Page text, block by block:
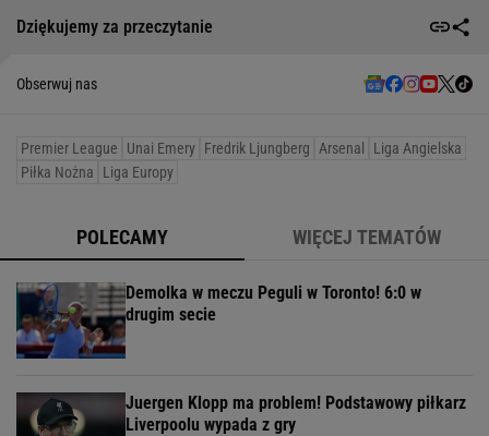
Dziękujemy za przeczytanie
Obserwuj nas
Premier League Unai Emery Fredrik Ljungberg Arsenal
Liga Angielska
Piłka Nożna
Liga Europy
POLECAMY WIĘCEJ TEMATÓW
Demolka w meczu Peguli w Toronto! 6:0 w
drugim secie
Juergen Klopp ma problem! Podstawowy piłkarz
Liverpoolu wypada z gry